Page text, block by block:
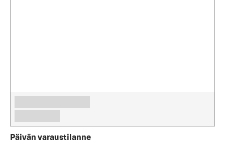
Päivän varaustilanne